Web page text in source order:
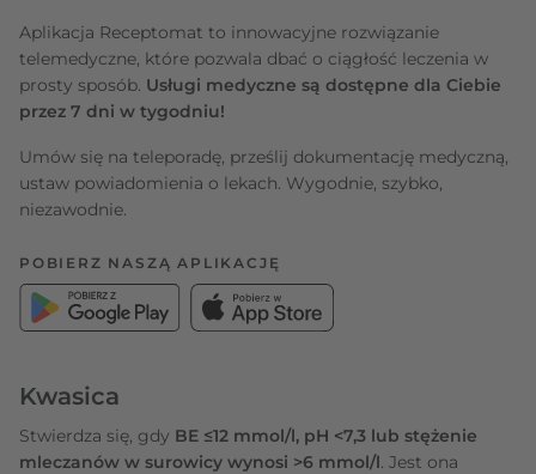
Aplikacja Receptomat to innowacyjne rozwiązanie
telemedyczne, które pozwala dbać o ciągłość leczenia w
prosty sposób. Usługi medyczne są dostępne dla Ciebie
przez 7 dni w tygodniu!
Umów się na teleporadę, prześlij dokumentację medyczną,
ustaw powiadomienia o lekach. Wygodnie, szybko,
niezawodnie.
POBIERZ NASZĄ APLIKACJĘ
Kwasica
Stwierdza się, gdy BE ≤12 mmol/l, pH <7,3 lub stężenie
mleczanów w surowicy wynosi >6 mmol/l. Jest ona